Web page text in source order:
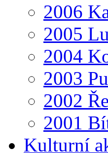
2006
2005
2004
2003
2002
2001
Kulturní